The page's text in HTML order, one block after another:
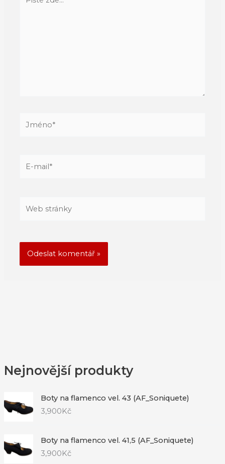
Nejnovější produkty
Boty na flamenco vel. 43 (AF_Soniquete)
3,900Kč
Boty na flamenco vel. 41,5 (AF_Soniquete)
3,900Kč
zde…
stránky